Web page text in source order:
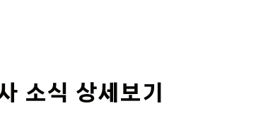
소식 상세보기